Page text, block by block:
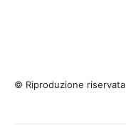
© Riproduzione riservata